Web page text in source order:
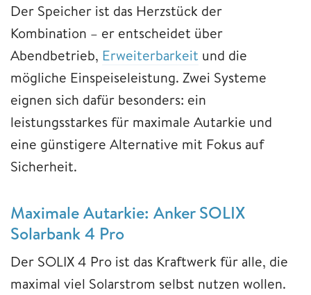
Der Speicher ist das Herzstück der
Kombination – er entscheidet über
Abendbetrieb, Erweiterbarkeit und die
mögliche Einspeiseleistung. Zwei Systeme
eignen sich dafür besonders: ein
leistungsstarkes für maximale Autarkie und
eine günstigere Alternative mit Fokus auf
Sicherheit.
Maximale Autarkie: Anker SOLIX
Solarbank 4 Pro
Der SOLIX 4 Pro ist das Kraftwerk für alle, die
maximal viel Solarstrom selbst nutzen wollen.